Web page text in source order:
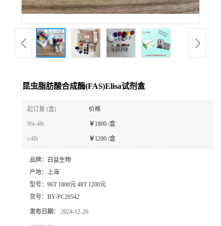
昆虫脂肪酸合成酶(FAS)Elisa试剂盒
起订量 (盒) 价格
96t-48t ￥ 1800 /盒
≥48t ￥ 1200 /盒
品牌：
白益生物
产地： 上海
型号： 96T 1800元 48T 1200元
货号： BY-PC20542
发布日期： 2024-12-20